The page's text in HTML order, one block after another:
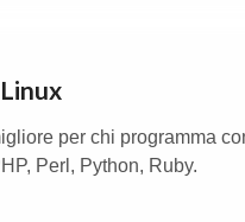
per chi programma
Perl, Python, Ruby.